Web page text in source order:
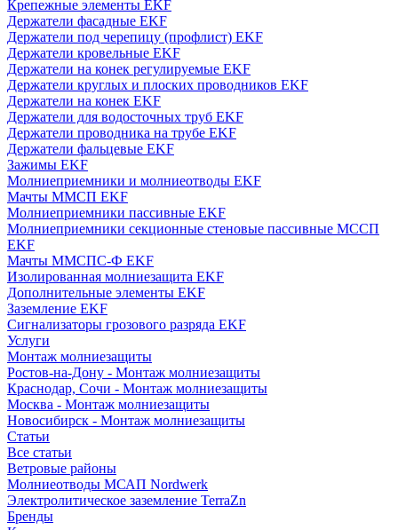
Крепежные элементы EKF
Держатели фасадные EKF
Держатели под черепицу (профлист) EKF
Держатели кровельные EKF
Держатели на конек регулируемые EKF
Держатели круглых и плоских проводников EKF
Держатели на конек EKF
Держатели для водосточных труб EKF
Держатели проводника на трубе EKF
Держатели фальцевые EKF
Зажимы EKF
Молниеприемники и молниеотводы EKF
Мачты ММСП EKF
Молниеприемники пассивные EKF
Молниеприемники секционные стеновые пассивные МССП
EKF
Мачты ММСПС-Ф EKF
Изолированная молниезащита EKF
Дополнительные элементы EKF
Заземление EKF
Сигнализаторы грозового разряда EKF
Услуги
Монтаж молниезащиты
Ростов-на-Дону - Монтаж молниезащиты
Краснодар, Сочи - Монтаж молниезащиты
Москва - Монтаж молниезащиты
Новосибирск - Монтаж молниезащиты
Статьи
Все статьи
Ветровые районы
Молниеотводы МСАП Nordwerk
Электролитическое заземление TerraZn
Бренды